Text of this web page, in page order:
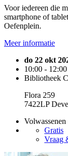
Voor iedereen die
smartphone of
Oefenplein.
Meer informatie
do 22 okt
10:00 - 12:00
Bibliotheek
Flora 259
7422LP
Volwassenen
Gratis
Vraag